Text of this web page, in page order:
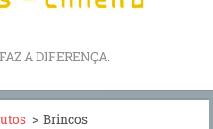
A DIFERENÇA.
> Brincos